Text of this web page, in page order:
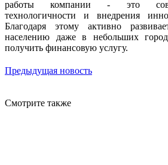
работы компании - это
технологичности и внедрения
Благодаря этому активно
населению даже в небольших
получить финансовую услугу.
Предыдущая новость
Смотрите также